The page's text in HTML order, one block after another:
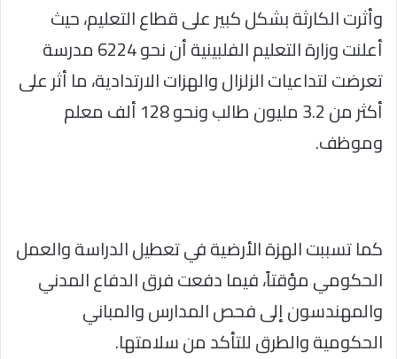
وأثرت الكارثة بشكل كبير على قطاع التعليم، حيث
أعلنت وزارة التعليم الفلبينية أن نحو 6224 مدرسة
تعرضت لتداعيات الزلزال والهزات الارتدادية، ما أثر على
أكثر من 3.2 مليون طالب ونحو 128 ألف معلم
وموظف.
كما تسببت الهزة الأرضية في تعطيل الدراسة والعمل
الحكومي مؤقتاً، فيما دفعت فرق الدفاع المدني
والمهندسون إلى فحص المدارس والمباني
الحكومية والطرق للتأكد من سلامتها.